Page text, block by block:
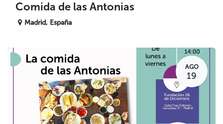
Comida de las Antonias
Madrid, España
AGO
19